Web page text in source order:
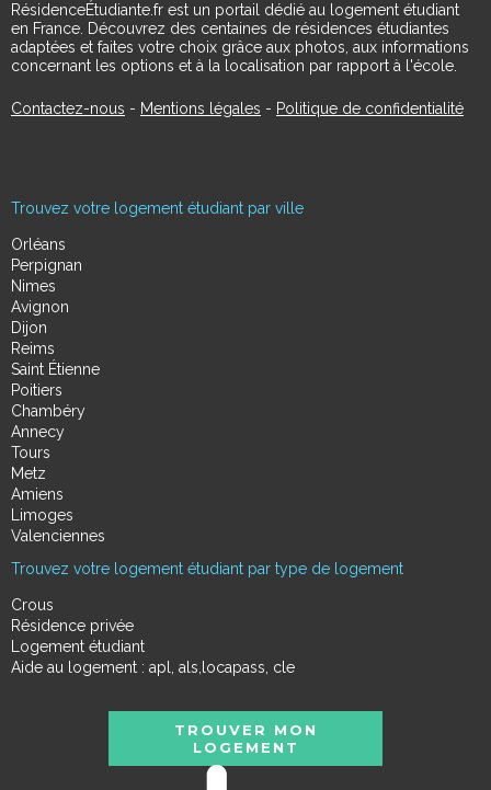
RésidenceÉtudiante.fr est un portail dédié au logement étudiant
en France. Découvrez des centaines de résidences étudiantes
adaptées et faites votre choix grâce aux photos, aux informations
concernant les options et à la localisation par rapport à l'école.
Contactez-nous - Mentions légales - Politique de confidentialité
Trouvez votre logement étudiant par ville
Orléans
Perpignan
Nimes
Avignon
Dijon
Reims
Saint Étienne
Poitiers
Chambéry
Annecy
Tours
Metz
Amiens
Limoges
Valenciennes
Trouvez votre logement étudiant par type de logement
Crous
Résidence privée
Logement étudiant
Aide au logement : apl, als,locapass, cle
TROUVER MON
LOGEMENT